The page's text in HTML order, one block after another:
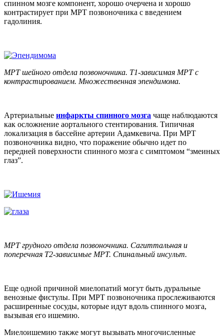
спинном мозге компонент, хорошо очерчена и хорошо
контрастирует при МРТ позвоночника с введением
гадолиния.
МРТ шейного отдела позвоночника. Т1-зависимая МРТ с
контрастированием. Множественная эпендимома.
Артериальные инфаркты спинного мозга чаще наблюдаются
как осложнение аортального стентирования. Типичная
локализация в бассейне артерии Адамкевича. При МРТ
позвоночника видно, что поражение обычно идет по
передней поверхности спинного мозга с симптомом “змеиных
глаз”.
МРТ грудного отдела позвоночника. Сагиттальная и
поперечная Т2-зависимые МРТ. Спинальный инсульт.
Еще одной причиной миелопатий могут быть дуральные
венозные фистулы. При МРТ позвоночника прослеживаются
расширенные сосуды, которые идут вдоль спинного мозга,
вызывая его ишемию.
Миелоишемию также могут вызывать многочисленные